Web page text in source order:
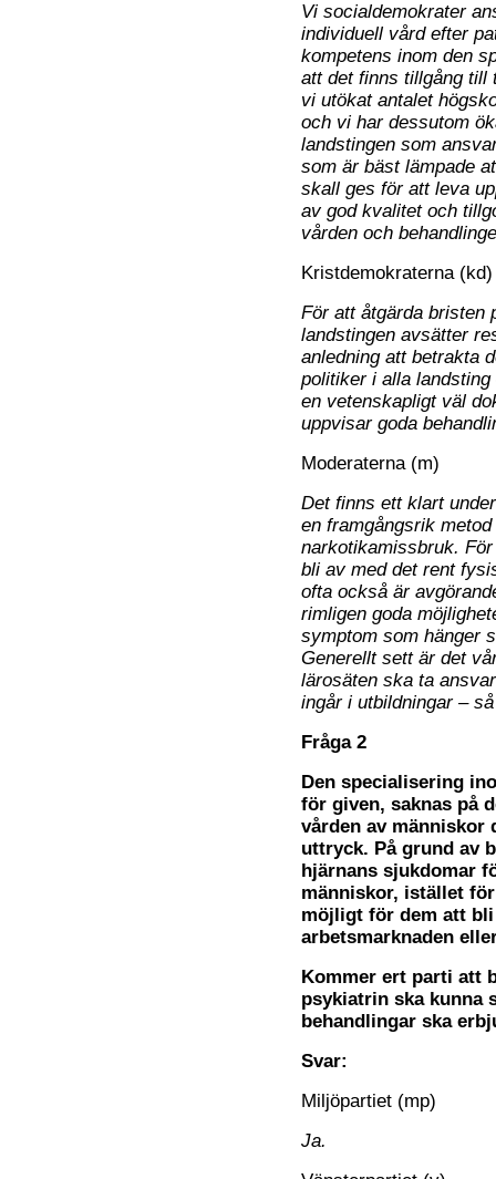
Vi socialdemokrater
individuell vård efter
kompetens inom den
att det finns tillgång till
vi utökat antalet
och vi har dessutom
landstingen som
som är bäst lämpade
skall ges för att leva
av god kvalitet och
vården och
Kristdemokraterna (kd)
För att åtgärda bristen
landstingen avsätter
anledning att betrakta
politiker i alla
en vetenskapligt väl
uppvisar goda
Moderaterna (m)
Det finns ett klart
en framgångsrik
narkotikamissbruk.
bli av med det rent
ofta också är
rimligen goda
symptom som hänger
Generellt sett är det
lärosäten ska ta
ingår i utbildningar –
Fråga 2
Den specialisering
för given, saknas på
vården av människor
uttryck. På grund av
hjärnans sjukdomar
människor, istället
möjligt för dem att
arbetsmarknaden
Kommer ert parti att
psykiatrin ska kunna
behandlingar ska
Svar:
Miljöpartiet (mp)
Ja.